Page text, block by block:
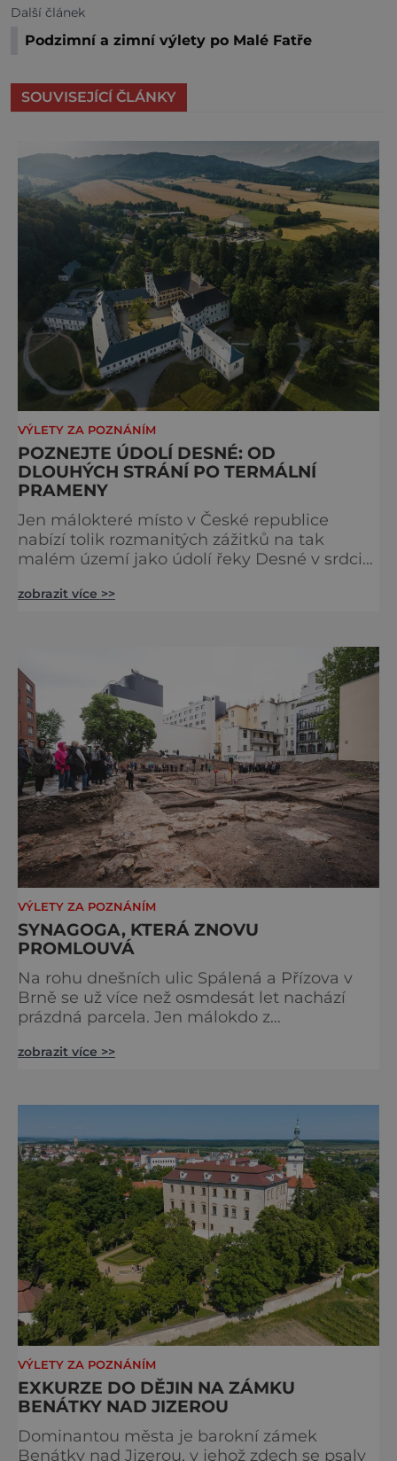
Další článek
Podzimní a zimní výlety po Malé Fatře
SOUVISEJÍCÍ ČLÁNKY
VÝLETY ZA POZNÁNÍM
POZNEJTE ÚDOLÍ DESNÉ: OD
DLOUHÝCH STRÁNÍ PO TERMÁLNÍ
PRAMENY
Jen málokteré místo v České republice
nabízí tolik rozmanitých zážitků na tak
malém území jako údolí řeky Desné v srdci
nahlédnout do útrob jedné z
na koloběžce a den zakončit poznáváním
památek ve Velkých Losinách nebo v
termálním parku. [caption
id="attachment_92379" align="
zobrazit více >>
VÝLETY ZA POZNÁNÍM
SYNAGOGA, KTERÁ ZNOVU
PROMLOUVÁ
Na rohu dnešních ulic Spálená a Přízova v
Brně se už více než osmdesát let nachází
prázdná parcela. Jen málokdo z
z největších synagog v českých zemích –
Velká synagoga byla slavnostně otevřena v
roce 1856, v době, kdy se město proměňovalo
v p
zobrazit více >>
VÝLETY ZA POZNÁNÍM
EXKURZE DO DĚJIN NA ZÁMKU
BENÁTKY NAD JIZEROU
Dominantou města je barokní zámek
Benátky nad Jizerou, v jehož zdech se psaly